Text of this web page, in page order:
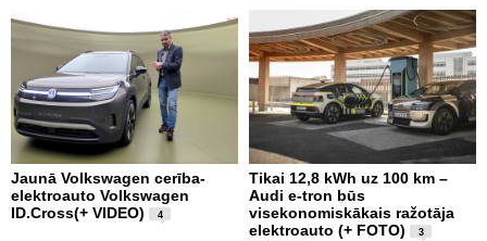
Jaunā Volkswagen cerība-
elektroauto Volkswagen
ID.Cross(+ VIDEO)
4
Tikai 12,8 kWh uz 100 km –
Audi e-tron būs
visekonomiskākais ražotāja
elektroauto (+ FOTO)
3